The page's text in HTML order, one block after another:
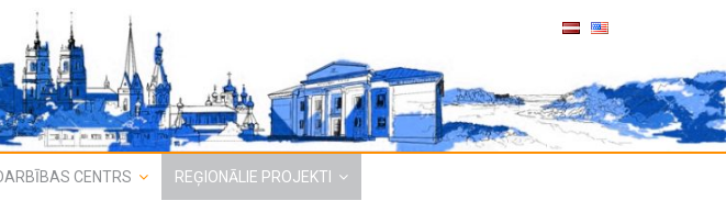
CENTRS REĢIONĀLIE PROJEKTI